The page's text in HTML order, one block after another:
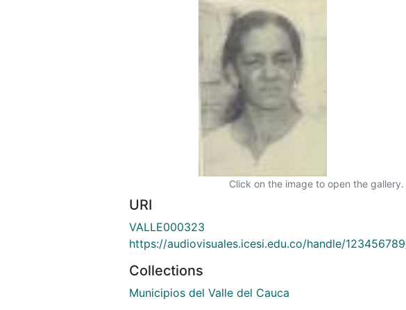
Click on the image to open the gallery.
URI
VALLE000323
https://audiovisuales.icesi.edu.co/handle/
Collections
Municipios del Valle del Cauca